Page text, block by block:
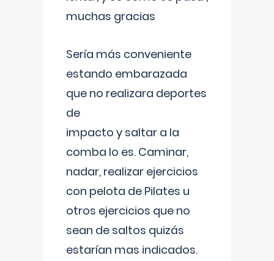
muchas gracias
Sería más conveniente
estando embarazada
que no realizara deportes
de
impacto y saltar a la
comba lo es. Caminar,
nadar, realizar ejercicios
con pelota de Pilates u
otros ejercicios que no
sean de saltos quizás
estarían mas indicados.